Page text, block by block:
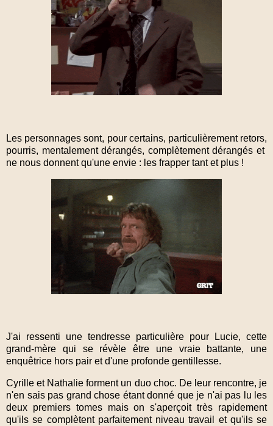
Les personnages sont, pour certains, particulièrement retors,
pourris, mentalement dérangés, complètement dérangés et
ne nous donnent qu'une envie : les frapper tant et plus !
J'ai ressenti une tendresse particulière pour Lucie, cette
grand-mère qui se révèle être une vraie battante, une
enquêtrice hors pair et d'une profonde gentillesse.
Cyrille et Nathalie forment un duo choc. De leur rencontre, je
n'en sais pas grand chose étant donné que je n'ai pas lu les
deux premiers tomes mais on s'aperçoit très rapidement
qu'ils se complètent parfaitement niveau travail et qu'ils se